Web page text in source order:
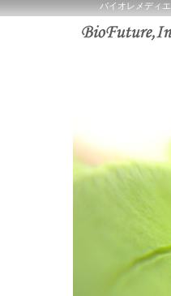
バイオレメディ